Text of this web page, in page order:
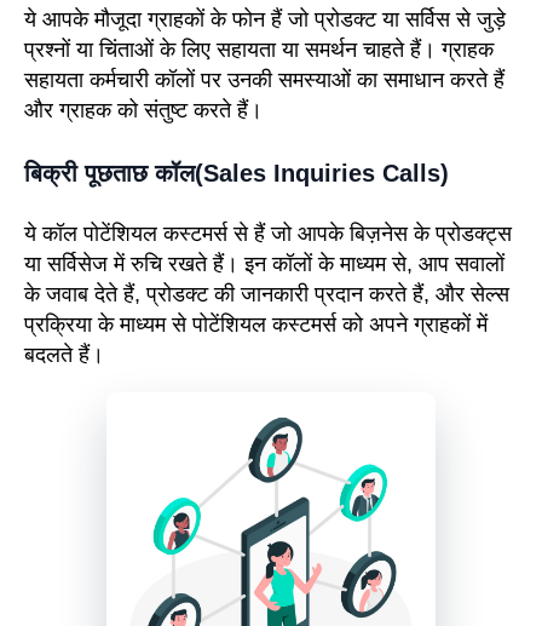
ये आपके मौजूदा ग्राहकों के फोन हैं जो प्रोडक्ट या सर्विस से जुड़े
प्रश्नों या चिंताओं के लिए सहायता या समर्थन चाहते हैं। ग्राहक
सहायता कर्मचारी कॉलों पर उनकी समस्याओं का समाधान करते हैं
और ग्राहक को संतुष्ट करते हैं।
बिक्री पूछताछ कॉल(Sales Inquiries Calls)
ये कॉल पोटेंशियल कस्टमर्स से हैं जो आपके बिज़नेस के प्रोडक्ट्स
या सर्विसेज में रुचि रखते हैं। इन कॉलों के माध्यम से, आप सवालों
के जवाब देते हैं, प्रोडक्ट की जानकारी प्रदान करते हैं, और सेल्स
प्रक्रिया के माध्यम से पोटेंशियल कस्टमर्स को अपने ग्राहकों में
बदलते हैं।